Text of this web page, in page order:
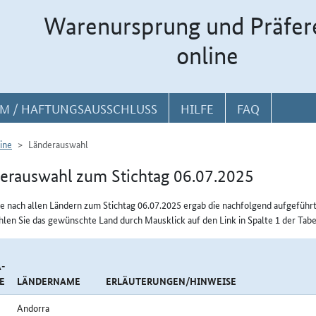
Warenursprung und
online
/ HAFTUNGSAUSSCHLUSS HILFE FAQ
Länderauswahl
zum Stichtag 06.07.2025
nach allen Ländern zum Stichtag 06.07.2025 ergab die nachfolgend
Sie das gewünschte Land durch Mausklick auf den Link in Spalte 1 der
LÄNDERNAME
ERLÄUTERUNGEN/HINWEISE
Andorra